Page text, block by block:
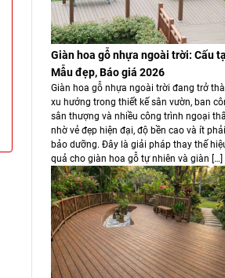
Giàn hoa gỗ nhựa ngoài trời: Cấu
Mẫu đẹp, Báo giá 2026
Giàn hoa gỗ nhựa ngoài trời đang trở
xu hướng trong thiết kế sân vườn, ban
sân thượng và nhiều công trình ngoại
nhờ vẻ đẹp hiện đại, độ bền cao và ít phải
bảo dưỡng. Đây là giải pháp thay thế
quả cho giàn hoa gỗ tự nhiên và giàn […]